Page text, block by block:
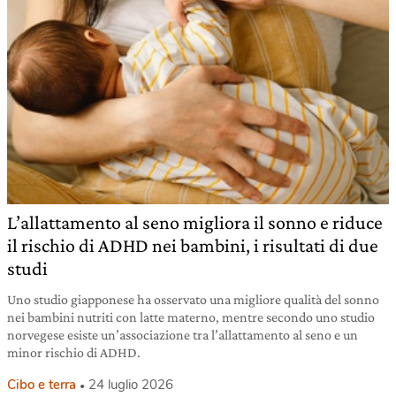
L’allattamento al seno migliora il sonno e riduce
il rischio di ADHD nei bambini, i risultati di due
studi
Uno studio giapponese ha osservato una migliore qualità del sonno
nei bambini nutriti con latte materno, mentre secondo uno studio
norvegese esiste un’associazione tra l’allattamento al seno e un
minor rischio di ADHD.
Cibo e terra 24 luglio 2026